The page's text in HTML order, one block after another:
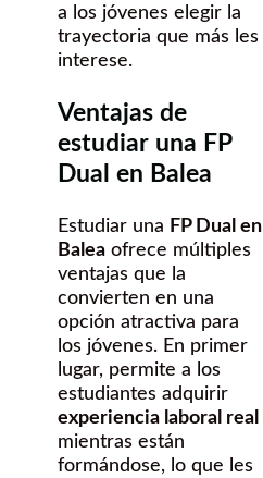
a los jóvenes elegir la
trayectoria que más les
interese.
Ventajas de
estudiar una FP
Dual en Balea
Estudiar una FP Dual en
Balea ofrece múltiples
ventajas que la
convierten en una
opción atractiva para
los jóvenes. En primer
lugar, permite a los
estudiantes adquirir
experiencia laboral real
mientras están
formándose, lo que les